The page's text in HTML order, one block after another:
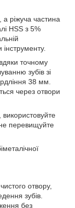
а ріжуча частина
HSS з 5%
точному
зубів зі
38 мм.
через отвори
перевищуйте
отвору,
зубів.
без